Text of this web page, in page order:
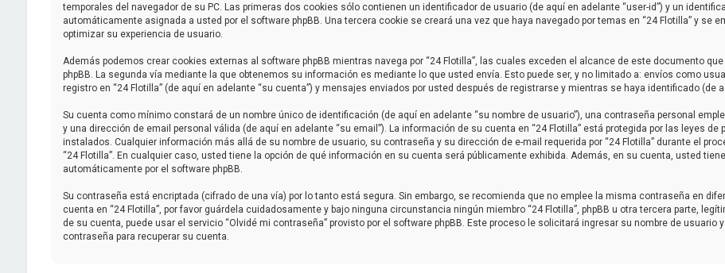
temporales del navegador de su PC. Las primeras dos cookies sólo contienen un identificador de usuario (de aquí en adelante “user-id”) y un
automáticamente asignada a usted por el software phpBB. Una tercera cookie se creará una vez que haya navegado por temas en “24 Flotilla” y se
optimizar su experiencia de usuario.
Además podemos crear cookies externas al software phpBB mientras navega por “24 Flotilla”, las cuales exceden el alcance de este documento
phpBB. La segunda vía mediante la que obtenemos su información es mediante lo que usted envía. Esto puede ser, y no limitado a: envíos como
registro en “24 Flotilla” (de aquí en adelante “su cuenta”) y mensajes enviados por usted después de registrarse y mientras se haya identificado (de
Su cuenta como mínimo constará de un nombre único de identificación (de aquí en adelante “su nombre de usuario”), una contraseña personal
y una dirección de email personal válida (de aquí en adelante “su email”). La información de su cuenta en “24 Flotilla” está protegida por las leyes
instalados. Cualquier información más allá de su nombre de usuario, su contraseña y su dirección de e-mail requerida por “24 Flotilla” durante el
“24 Flotilla”. En cualquier caso, usted tiene la opción de qué información en su cuenta será públicamente exhibida. Además, en su cuenta, usted
automáticamente por el software phpBB.
Su contraseña está encriptada (cifrado de una vía) por lo tanto está segura. Sin embargo, se recomienda que no emplee la misma contraseña en
cuenta en “24 Flotilla”, por favor guárdela cuidadosamente y bajo ninguna circunstancia ningún miembro “24 Flotilla”, phpBB u otra tercera parte,
de su cuenta, puede usar el servicio “Olvidé mi contraseña” provisto por el software phpBB. Este proceso le solicitará ingresar su nombre de usuario
contraseña para recuperar su cuenta.